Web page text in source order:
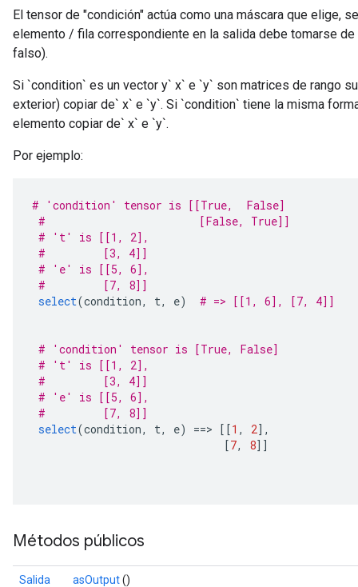
El tensor de "condición" actúa como una máscara que elige,
elemento / fila correspondiente en la salida debe tomarse
falso).
Si `condition` es un vector y` x` e `y` son matrices de rango
exterior) copiar de` x` e `y`. Si `condition` tiene la misma
elemento copiar de` x` e `y`.
Por ejemplo:
# 'condition' tensor is [[True,  False]
#                        [False, True]]
# 't' is [[1, 2],
#         [3, 4]]
# 'e' is [[5, 6],
#         [7, 8]]
select(condition, t, e) # => [[1, 6], [7, 4]]
# 'condition' tensor is [True, False]
# 't' is [[1, 2],
#         [3, 4]]
# 'e' is [[5, 6],
#         [7, 8]]
select(condition, t, e) ==> [[1 , 2],
[7, 8]]
Métodos públicos
Salida
asOutput()